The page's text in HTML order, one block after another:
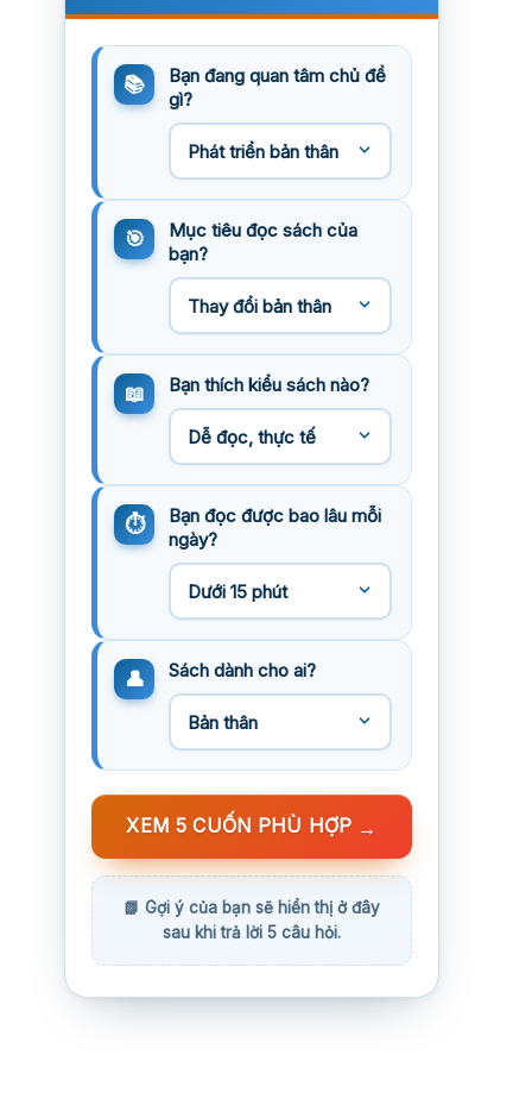
Bạn đang quan tâm chủ đề
gì?
Mục tiêu đọc sách của
bạn?
Bạn thích kiểu sách nào?
Bạn đọc được bao lâu mỗi
ngày?
Sách dành cho ai?
XEM 5 CUỐN PHÙ HỢP →